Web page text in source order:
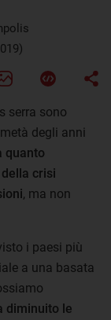
serra sono
degli anni
quanto
crisi
, ma non
i paesi più
a una basata
diminuito le